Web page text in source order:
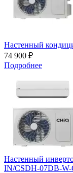
Настенный
74 900 ₽
Подробнее
Настенный
IN/CSDH-07DB-